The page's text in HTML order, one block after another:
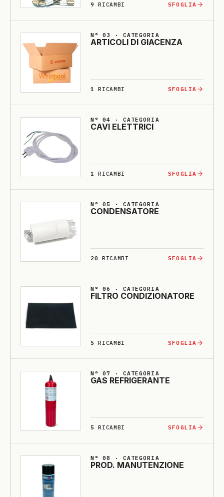
9 RICAMBI SFOGLIA
N° 03 · CATEGORIA
ARTI­CO­LI DI GIA­CENZA
1 RICAMBI SFOGLIA
N° 04 · CATEGORIA
CA­VI E­LETTRI­CI
1 RICAMBI SFOGLIA
N° 05 · CATEGORIA
CONDENSA­TO­RE
20 RICAMBI SFOGLIA
N° 06 · CATEGORIA
FILTRO CONDI­ZIO­NA­TO­RE
5 RICAMBI SFOGLIA
N° 07 · CATEGORIA
GAS RE­FRI­GE­RANTE
5 RICAMBI SFOGLIA
N° 08 · CATEGORIA
PROD. MA­NU­TENZIO­NE